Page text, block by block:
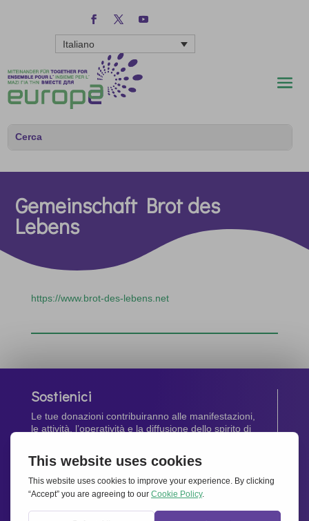
Italiano
Gemeinschaft Brot des
Lebens
https://www.brot-des-lebens.net
Sostienici
Le tue donazioni contribuiranno alle manifestazioni,
le attività, l’operatività e la diffusione dello spirito di
Dona Ora